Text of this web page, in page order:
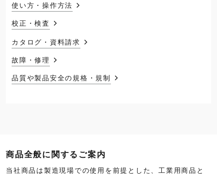
使い方・操作方法
校正・検査
カタログ・資料請求
故障・修理
品質や製品安全の規格・規制
商品全般に関するご案内
当社商品は製造現場での使用を前提とした、工業用商品と